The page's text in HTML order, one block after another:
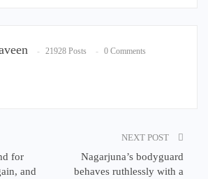
21928 Posts 0 Comments
for
and
NEXT POST
Nagarjuna’s bodyguard
behaves ruthlessly with a